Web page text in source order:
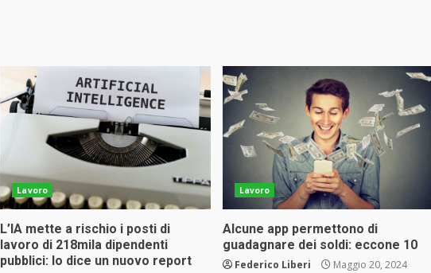
Lavoro
L’IA mette a rischio i posti di
lavoro di 218mila dipendenti
pubblici: lo dice un nuovo report
Lavoro
Alcune app permettono di
guadagnare dei soldi: eccone 10
Federico Liberi Maggio 20, 2024